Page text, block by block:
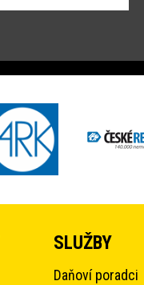
SLUŽBY
Daňoví poradci